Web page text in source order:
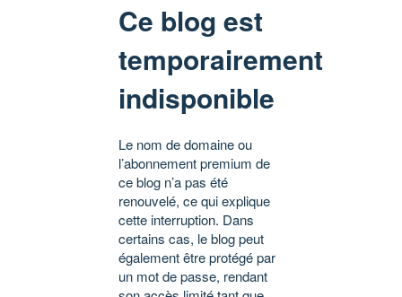
Ce blog est
temporairement
indisponible
Le nom de domaine ou
l’abonnement premium de
ce blog n’a pas été
renouvelé, ce qui explique
cette interruption. Dans
certains cas, le blog peut
également être protégé par
un mot de passe, rendant